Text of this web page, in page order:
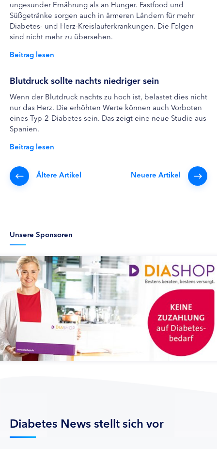
ungesunder Ernährung als an Hunger. Fastfood und
Süßgetränke sorgen auch in ärmeren Ländern für mehr
Diabetes- und Herz-Kreislauferkrankungen. Die Folgen
sind nicht mehr zu übersehen.
Beitrag lesen
Blutdruck sollte nachts niedriger sein
Wenn der Blutdruck nachts zu hoch ist, belastet dies nicht
nur das Herz. Die erhöhten Werte können auch Vorboten
eines Typ-2-Diabetes sein. Das zeigt eine neue Studie aus
Spanien.
Beitrag lesen
Neuere Artikel
Ältere Artikel
Unsere Sponsoren
Diabetes News stellt sich vor